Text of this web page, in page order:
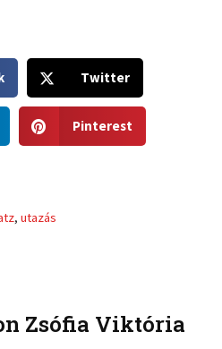
h
a
Twitter
h
a
n
r
Pinterest
,utazás
Zsófia Viktória